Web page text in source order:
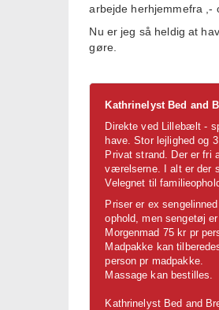
arbejde herhjemmefra ,-
Nu er jeg så heldig at
gøre.
Kathrinelyst Bed and
Direkte ved Lillebælt -
have. Stor lejlighed og
Privat strand. Der er fri
værelserne. I alt er der
Velegnet til
Priser er ex
ophold, men sengetøj
Morgenmad 75 kr pr
Madpakke kan
person pr madpakke.
Massage kan bestilles.
Kathrinelyst Bed and